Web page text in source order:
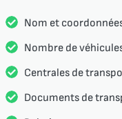
Nom et
Nombre de
Centrales de
Documents de